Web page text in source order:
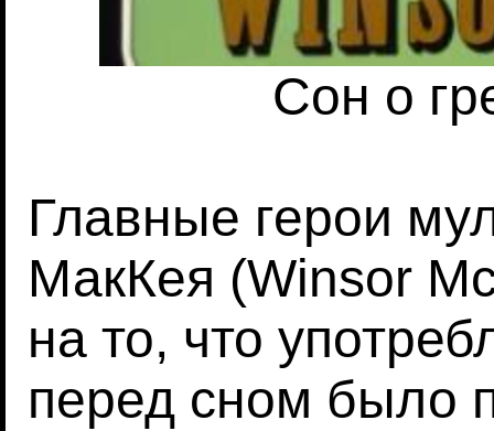
Сон о
Главные герои
МакКея (Winsor
на то, что
перед сном было